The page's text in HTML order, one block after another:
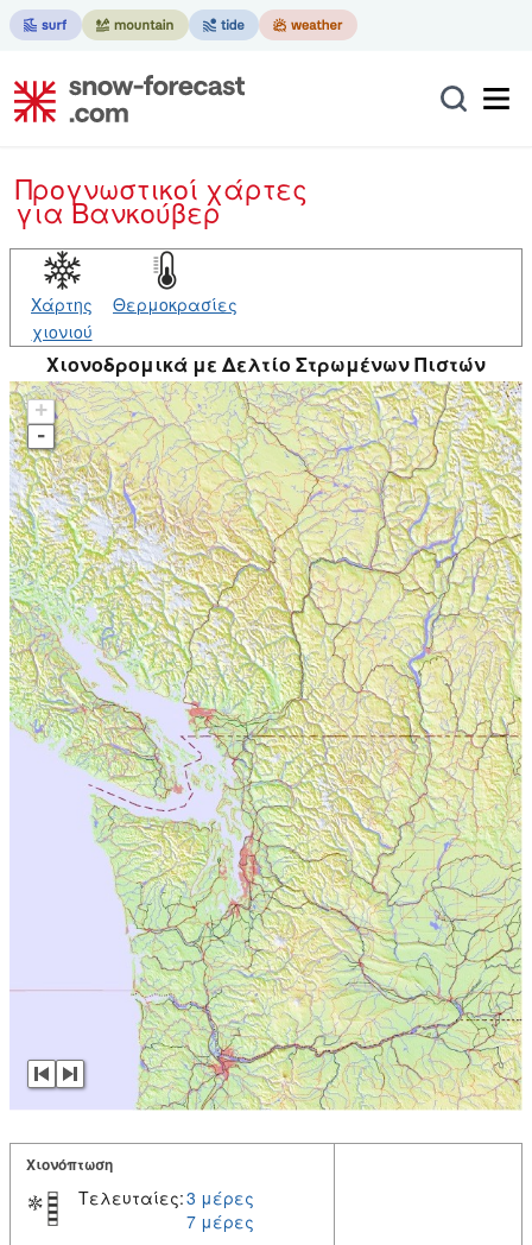
Προγνωστικοί χάρτες
για Βανκούβερ
Χάρτης
χιονιού
Θερμοκρασίες
Χιονοδρομικά με Δελτίο Στρωμένων Πιστών
+
-
Χιονόπτωση
Τελευταίες:3 μέρες
7 μέρες